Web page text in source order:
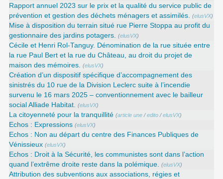
Rapport annuel 2023 sur le prix et la qualité du service public de
prévention et gestion des déchets ménagers et assimilés. (elusVX)
Mise à disposition du terrain situé rue Pierre Stoppa au profit du
gestionnaire des jardins potagers. (elusVX)
Cécile et Henri Rol-Tanguy. Dénomination de la rue située entre
la rue Paul Bert et la rue du Château, au droit du projet de
maison des mémoires. (elusVX)
Création d’un dispositif spécifique d’accompagnement des
sinistrés du 10 rue de la Division Leclerc suite à l’incendie
survenu le 16 mars 2025 – conventionnement avec le bailleur
social Alliade Habitat. (elusVX)
La citoyenneté pour la tranquillité (article une /edito /elusVX)
Echos : Expressions (elusVX)
Echos : Non au départ du centre des Finances Publiques de
Vénissieux (elusVX)
Echos : Droit à la Sécurité, les communistes sont dans l’action
quand l’extrême droite reste dans la polémique. (elusVX)
Attribution des subventions aux associations, régies et